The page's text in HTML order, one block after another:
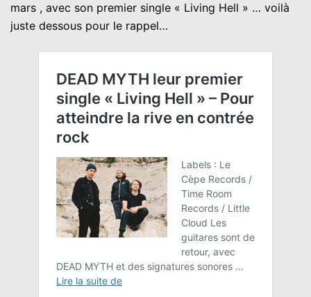
mars , avec son premier single « Living Hell » … voilà
juste dessous pour le rappel…